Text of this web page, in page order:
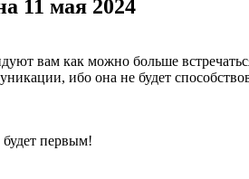
11 мая 2024
вам как можно больше
ибо она не будет
первым!